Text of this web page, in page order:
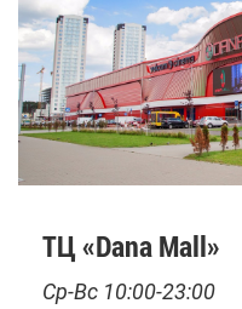
ТЦ «Dana Mall»
Ср-Вс 10:00-23:00